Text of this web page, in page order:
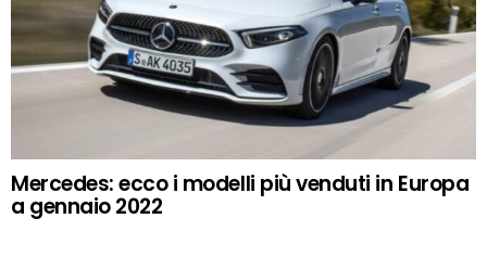
Mercedes: ecco i modelli più venduti in Europa
a gennaio 2022